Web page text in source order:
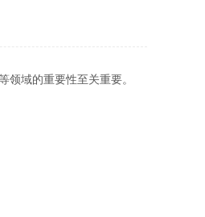
域的重要性至关重要。